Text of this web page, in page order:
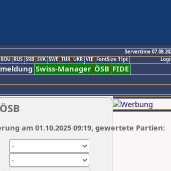
Servertime
ROU RUS SRB SVK SWE TUR UKR VIE FontSize:11pt
Swiss-Manager ÖSB FIDE
am 01.10.2025 09:19, gewertete Partien: